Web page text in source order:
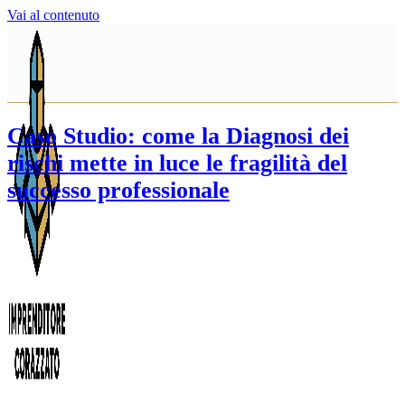
Vai al contenuto
Caso Studio: come la Diagnosi dei
rischi mette in luce le fragilità del
successo professionale